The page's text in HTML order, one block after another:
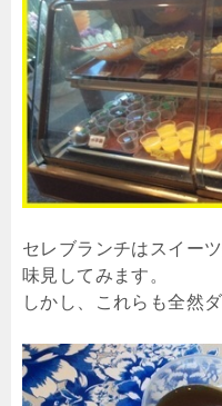
セレブランチはスイー
味見してみます。
しかし、これらも全然ダ